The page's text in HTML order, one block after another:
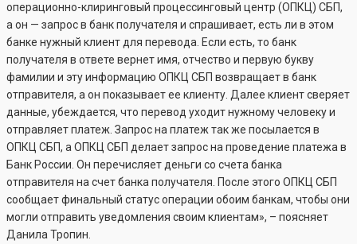
операционно-клиринговый процессинговый центр (ОПКЦ) СБП,
а он — запрос в банк получателя и спрашивает, есть ли в этом
банке нужный клиент для перевода. Если есть, то банк
получателя в ответе вернет имя, отчество и первую букву
фамилии и эту информацию ОПКЦ СБП возвращает в банк
отправителя, а он показывает ее клиенту. Далее клиент сверяет
данные, убеждается, что перевод уходит нужному человеку и
отправляет платеж. Запрос на платеж так же посылается в
ОПКЦ СБП, а ОПКЦ СБП делает запрос на проведение платежа в
Банк России. Он перечисляет деньги со счета банка
отправителя на счет банка получателя. После этого ОПКЦ СБП
сообщает финальный статус операции обоим банкам, чтобы они
могли отправить уведомления своим клиентам», – поясняет
Данила Тропин.